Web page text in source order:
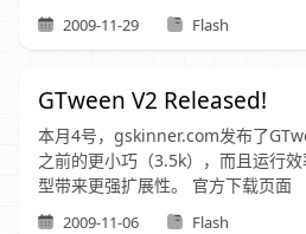
2009-11-29 Flash
GTween V2 Released!
本月4号，gskinner.com发布了
之前的更小巧（3.5k），而且运行
型带来更强扩展性。 官方下载页面
2009-11-06 Flash